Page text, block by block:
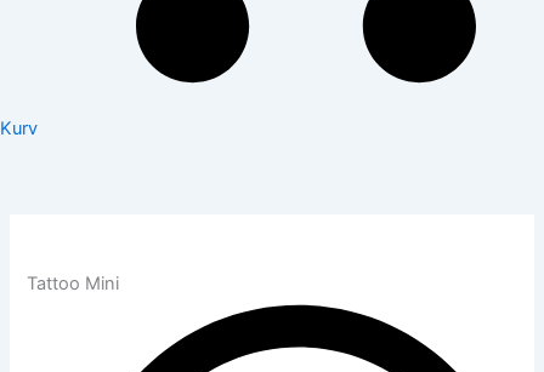
Kurv
Tattoo Mini